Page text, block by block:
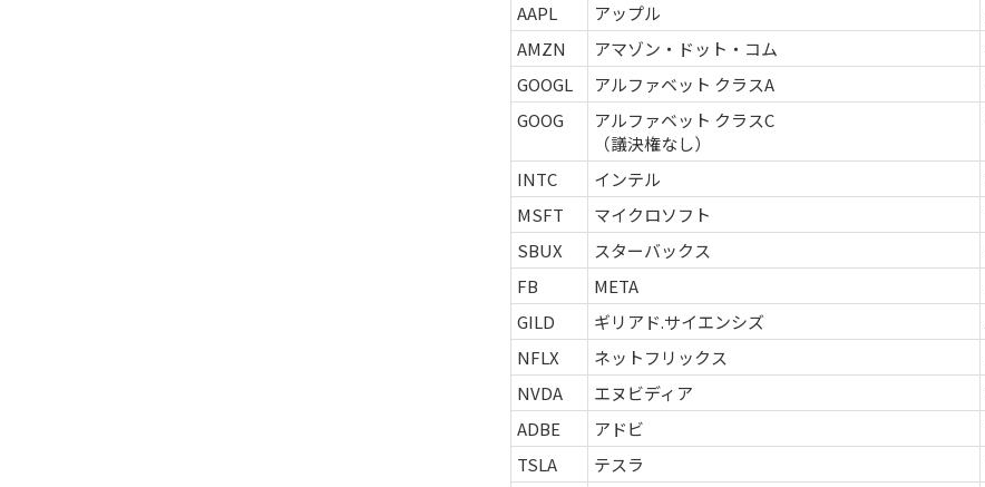
AAPL
アップル
AMZN
アマゾン・ドット・コム
GOOGL
アルファベット クラスA
GOOG
アルファベット クラスC
（議決権なし）
INTC インテル
MSFT
マイクロソフト
SBUX
スターバックス
FB
META
GILD
ギリアド.サイエンシズ
NFLX
ネットフリックス
NVDA
エヌビディア
ADBE
アドビ
TSLA
テスラ